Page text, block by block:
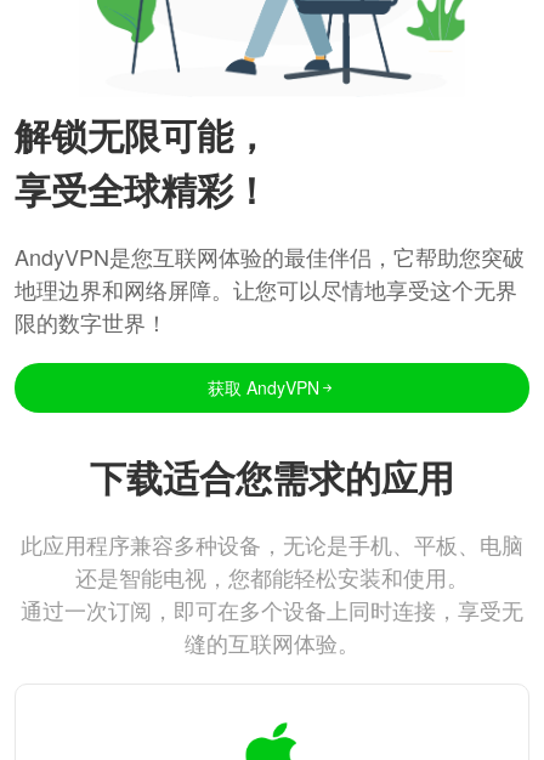
解锁无限可能，
享受全球精彩！
AndyVPN是您互联网体验的最佳伴侣，它帮助您突破
地理边界和网络屏障。让您可以尽情地享受这个无界
限的数字世界！
获取 AndyVPN
下载适合您需求的应用
此应用程序兼容多种设备，无论是手机、平板、电脑
还是智能电视，您都能轻松安装和使用。
通过一次订阅，即可在多个设备上同时连接，享受无
缝的互联网体验。